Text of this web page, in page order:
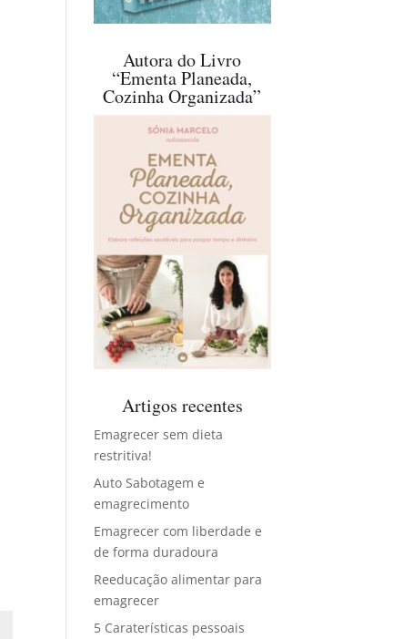
Autora do Livro
“Ementa Planeada,
Cozinha Organizada”
Artigos recentes
Emagrecer sem dieta
restritiva!
Auto Sabotagem e
emagrecimento
Emagrecer com liberdade e
de forma duradoura
Reeducação alimentar para
emagrecer
5 Caraterísticas pessoais